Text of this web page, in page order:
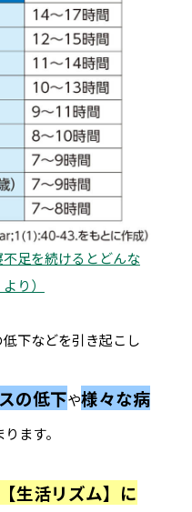
不足を続けるとどんな
り）
下などを引き起こし
の低下や様々な病
ます。
生活リズム】に